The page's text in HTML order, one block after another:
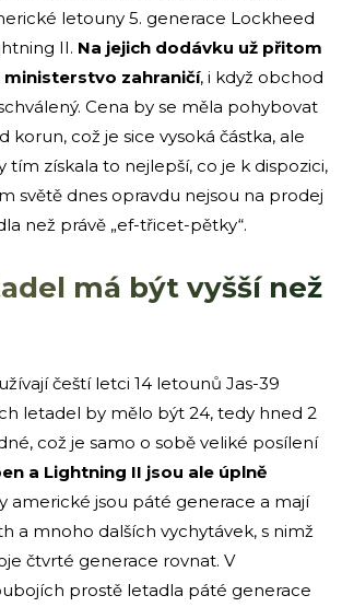
letouny 5. generace Lockheed
II. Na jejich dodávku už přitom
zahraničí, i když obchod
Cena by se měla pohybovat
korun, což je sice vysoká částka, ale
tím získala to nejlepší, co je k dispozici,
světě dnes opravdu nejsou na prodej
než právě „ef-třicet-pětky“.
má být vyšší než
čeští letci 14 letounů Jas-39
letadel by mělo být 24, tedy hned 2
což je samo o sobě veliké posílení
a Lightning II jsou ale úplně
americké jsou páté generace a mají
a mnoho dalších vychytávek, s nimž
čtvrté generace rovnat. V
prostě letadla páté generace